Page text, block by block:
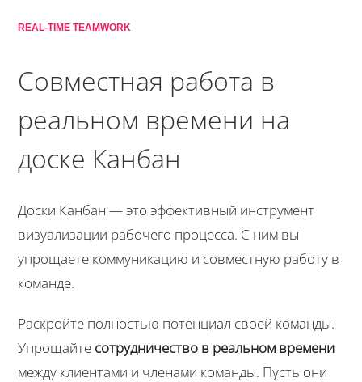
REAL-TIME TEAMWORK
Совместная работа в
реальном времени на
доске Канбан
Доски Канбан — это эффективный инструмент
визуализации рабочего процесса. С ним вы
упрощаете коммуникацию и совместную работу в
команде.
Раскройте полностью потенциал своей команды.
Упрощайте сотрудничество в реальном времени
между клиентами и членами команды. Пусть они